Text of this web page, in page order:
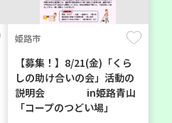
姫路市
【募集！】8/21(金)「くら
しの助け合いの会」活動の
説明会 in姫路青山
「コープのつどい場」